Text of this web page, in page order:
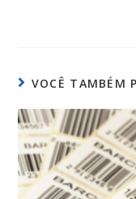
VOCÊ TAMBÉM